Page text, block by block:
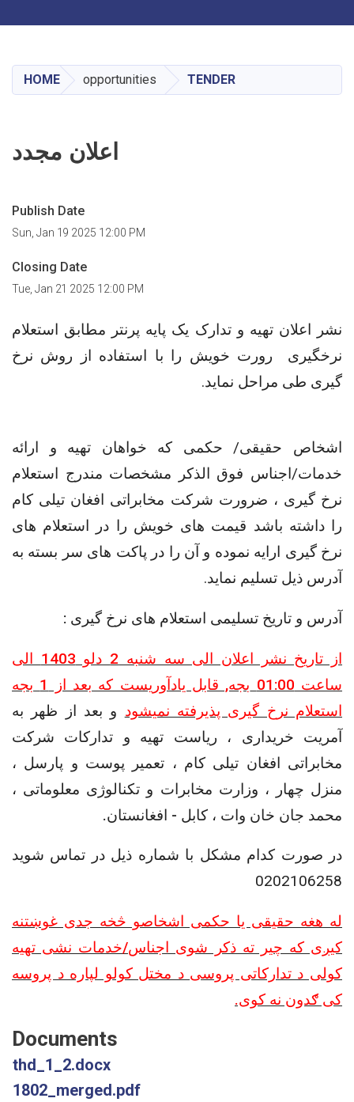
main
content
HOME opportunities TENDER
اعلان مجدد
Publish Date
Sun, Jan 19 2025 12:00 PM
Closing Date
Tue, Jan 21 2025 12:00 PM
نشر اعلانتهیه و تدارک یک پایه پرنتر مطابق استعلام
نرخگیری رورت خویش را با استفاده از روش نرخ
گیری طی مراحل نماید.
اشخاص حقیقی/ حکمی که خواهان تهیه و ارائه
خدمات/اجناس فوق الذکر مشخصات مندرج استعلام
نرخ گیری ، ضرورت شرکت مخابراتی افغان تیلی کام
را داشته باشد قیمت های خویش را در استعلام های
نرخ گیری ارایه نموده و آن را در پاکت های سر بسته به
آدرس ذیل تسلیم نماید.
آدرس و تاریخ تسلیمی استعلام های نرخ گیری :
از تاریخ نشر اعلان الی سه شنبه 2 دلو 1403 الی
ساعت 01:00
بجه, قابل یادآوریست که بعد از 1 بجه
استعلام نرخ گیری پذیرفته نمیشود و بعد از ظهر به
آمریت خریداری ، ریاست تهیه و تدارکات شرکت
مخابراتی افغان تیلی کام ، تعمیر پوست و پارسل ،
منزل چهار ، وزارت مخابرات و تکنالوژی معلوماتی ،
محمد جان خان وات ، کابل - افغانستان.
در صورت کدام مشکل با شماره ذیل در تماس شوید
0202106258
له هغه حقیقی یا حکمی اشخاصو څخه جدی غوښتنه
کیږی که چیر ته ذکر شوی اجناس/خدمات نشی تهیه
کولی د تدارکاتی پروسی د مختل کولو لپاره د پروسه
کی ګدون نه کوی.
Documents
thd_1_2.docx
1802_merged.pdf